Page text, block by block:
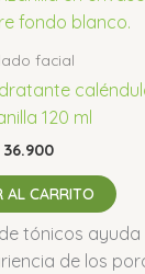
facial
120 ml
36.900
AL CARRITO
tónicos ayuda
de los